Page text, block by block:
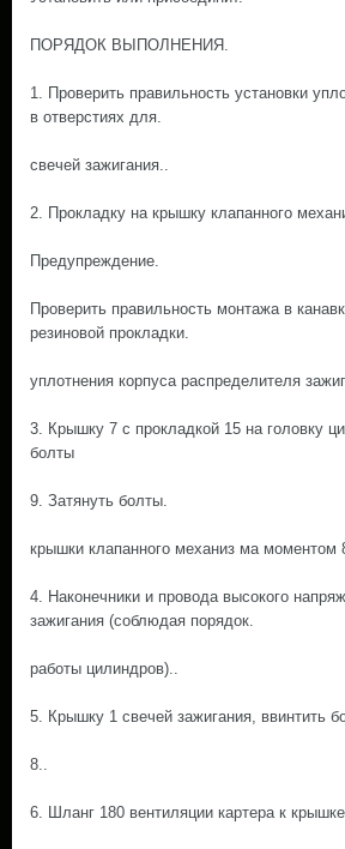
ПОРЯДОК ВЫПОЛНЕНИЯ.
1. Проверить правильность установки
в отверстиях для.
свечей зажигания..
2. Прокладку на крышку клапанного
Предупреждение.
Проверить правильность монтажа в
резиновой прокладки.
уплотнения корпуса распределителя
3. Крышку 7 с прокладкой 15 на головку
болты
9. Затянуть болты.
крышки клапанного механиз ма моментом
4. Наконечники и провода высокого
зажигания (соблюдая порядок.
работы цилиндров)..
5. Крышку 1 свечей зажигания, ввинтить
8..
6. Шланг 180 вентиляции картера к